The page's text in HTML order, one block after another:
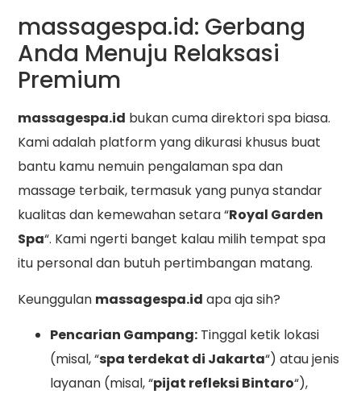
massagespa.id: Gerbang
Anda Menuju Relaksasi
Premium
massagespa.id bukan cuma direktori spa biasa.
Kami adalah platform yang dikurasi khusus buat
bantu kamu nemuin pengalaman spa dan
massage terbaik, termasuk yang punya standar
kualitas dan kemewahan setara “Royal Garden
Spa“. Kami ngerti banget kalau milih tempat spa
itu personal dan butuh pertimbangan matang.
Keunggulan massagespa.id apa aja sih?
Pencarian Gampang: Tinggal ketik lokasi
(misal, “spa terdekat di Jakarta“) atau jenis
layanan (misal, “pijat refleksi Bintaro“),